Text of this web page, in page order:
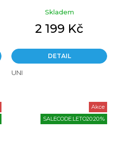
Skladem
2 199 Kč
DETAIL
UNI
Akce
SALECODE:LETO20:20:%